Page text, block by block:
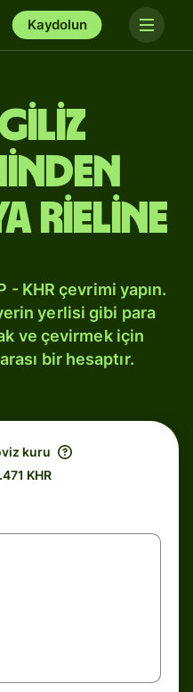
Kaydolun
rieline
- KHR çevrimi yapın.
yerlisi gibi para
ve çevirmek için
bir hesaptır.
kuru
KHR